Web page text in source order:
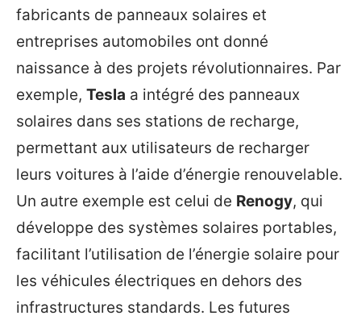
fabricants de panneaux solaires et
entreprises automobiles ont donné
naissance à des projets révolutionnaires. Par
exemple, Tesla a intégré des panneaux
solaires dans ses stations de recharge,
permettant aux utilisateurs de recharger
leurs voitures à l’aide d’énergie renouvelable.
Un autre exemple est celui de Renogy, qui
développe des systèmes solaires portables,
facilitant l’utilisation de l’énergie solaire pour
les véhicules électriques en dehors des
infrastructures standards. Les futures